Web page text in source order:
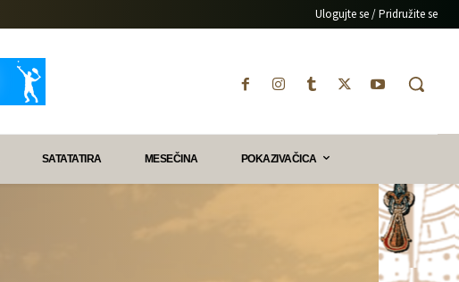
Ulogujte se / Pridružite se
SATATATIRA MESEČINA POKAZIVAČICA